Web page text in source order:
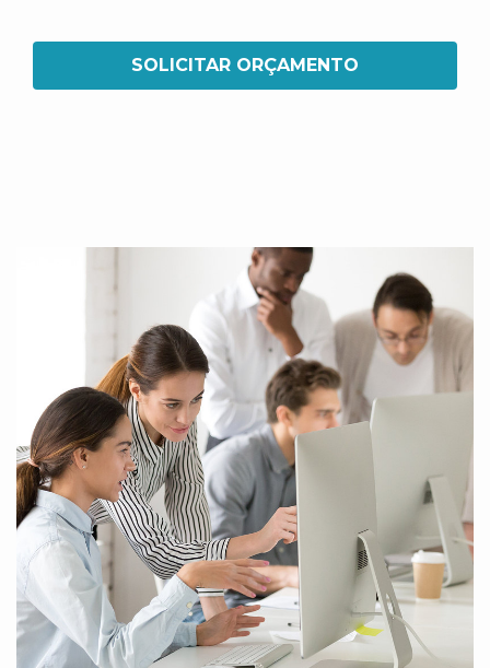
SOLICITAR ORÇAMENTO